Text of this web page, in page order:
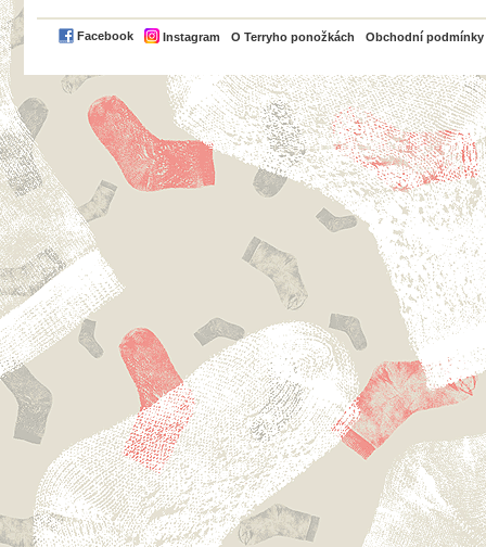
Facebook Instagram O Terryho ponožkách Obchodní podmínky
PayPal